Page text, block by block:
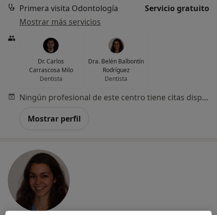
Primera visita Odontología
Servicio gratuito
Mostrar más servicios
Dr. Carlos
Carrascosa Milo
Dentista
Dra. Belén Balbontín
Rodríguez
Dentista
Ningún profesional de este centro tiene citas disponibles
Mostrar perfil